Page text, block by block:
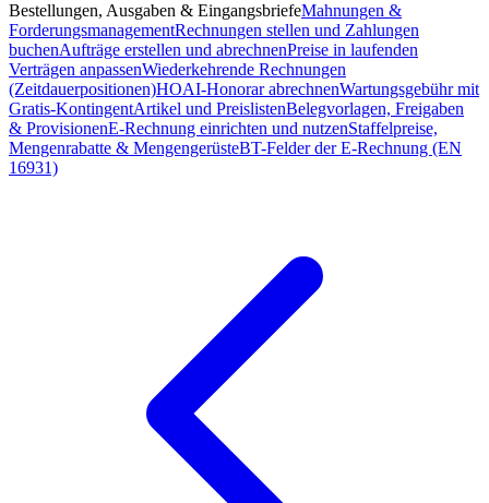
Bestellungen, Ausgaben & EingangsbriefeMahnungen &
ForderungsmanagementRechnungen stellen und Zahlungen
buchenAufträge erstellen und abrechnenPreise in laufenden
Verträgen anpassenWiederkehrende Rechnungen
(Zeitdauerpositionen)HOAI-Honorar abrechnenWartungsgebühr mit
Gratis-KontingentArtikel und PreislistenBelegvorlagen, Freigaben
& ProvisionenE-Rechnung einrichten und nutzenStaffelpreise,
Mengenrabatte & MengengerüsteBT-Felder der E-Rechnung (EN
16931)